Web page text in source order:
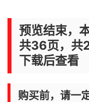
预览结束，
共36页，共
下载后查看
购买前，请一